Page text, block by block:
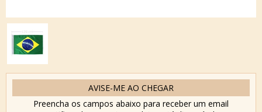
AVISE-ME AO CHEGAR
Preencha os campos abaixo para receber um email